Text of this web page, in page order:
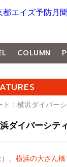
COLUMN
ト：横浜ダイバー
ダイバーシテ
）、横浜の大さん